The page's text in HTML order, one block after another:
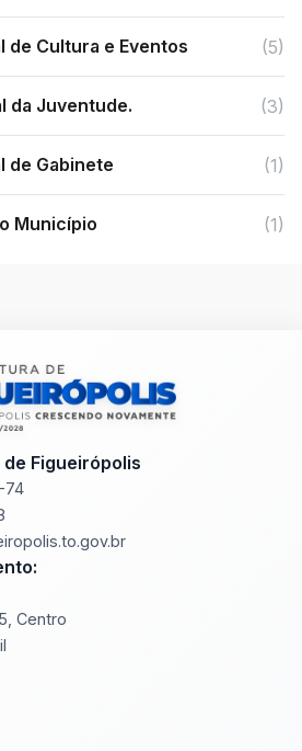
de Cultura e Eventos (5)
da Juventude. (3)
de Gabinete (1)
Município (1)
Figueirópolis
74
Centro